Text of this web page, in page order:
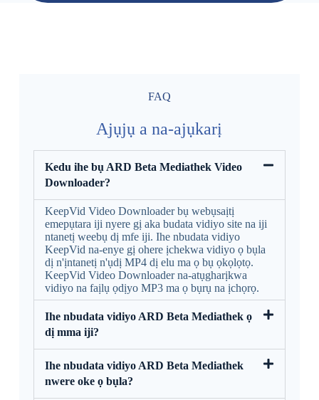
FAQ
Ajụjụ a na-ajụkarị
Kedu ihe bụ ARD Beta Mediathek Video
Downloader?
KeepVid Video Downloader bụ webụsaịtị
emepụtara iji nyere gị aka budata vidiyo site na iji
ntanetị weebụ dị mfe iji. Ihe nbudata vidiyo
KeepVid na-enye gị ohere ịchekwa vidiyo ọ bụla
dị n'ịntanetị n'ụdị MP4 dị elu ma ọ bụ ọkọlọtọ.
KeepVid Video Downloader na-atụgharịkwa
vidiyo na faịlụ ọdịyo MP3 ma ọ bụrụ na ịchọrọ.
Ihe nbudata vidiyo ARD Beta Mediathek ọ
dị mma iji?
Ihe nbudata vidiyo ARD Beta Mediathek
nwere oke ọ bụla?